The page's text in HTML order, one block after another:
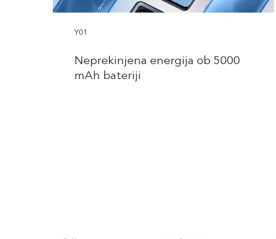
Y01
Neprekinjena energija ob 5000
mAh bateriji